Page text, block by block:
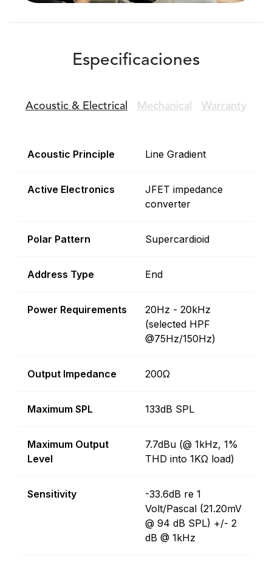
Especificaciones
Acoustic & Electrical Mechanical Warranty
Acoustic Principle Line Gradient
Active Electronics
JFET impedance
converter
Polar Pattern Supercardioid
Address Type End
Power Requirements
20Hz - 20kHz
(selected HPF
@75Hz/150Hz)
Output Impedance 200Ω
Maximum SPL 133dB SPL
Maximum Output
Level
7.7dBu (@ 1kHz, 1%
THD into 1KΩ load)
Sensitivity
-33.6dB re 1
Volt/Pascal (21.20mV
@ 94 dB SPL) +/- 2
dB @ 1kHz